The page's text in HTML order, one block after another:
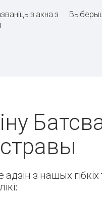
з акна з
з нашых гібкіх